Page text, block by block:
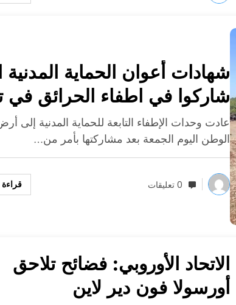
شهادات أعوان الحماية المدنية
شاركوا في اطفاء الحرائق
عادت وحدات الإطفاء التابعة للحماية المدنية إلى
الوطن اليوم الجمعة بعد مشاركتها بأمر من…
0 تعليقات قراءة
الاتحاد الأوروبي: فضائح تلاحق
أورسولا فون دير لاين